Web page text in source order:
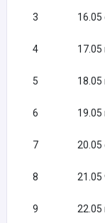
3 16.05
4 17.05
5 18.05
6 19.05
7 20.05
8 21.05
9 22.05